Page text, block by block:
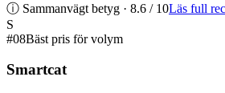
ⓘ Sammanvägt betyg · 8.6 / 10Läs full
S
#08Bäst pris för volym
Smartcat